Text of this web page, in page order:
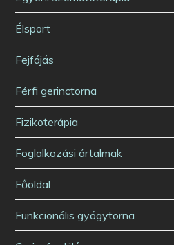
Élsport
Fejfájás
Férfi gerinctorna
Fizikoterápia
Foglalkozási ártalmak
Főoldal
Funkcionális gyógytorna